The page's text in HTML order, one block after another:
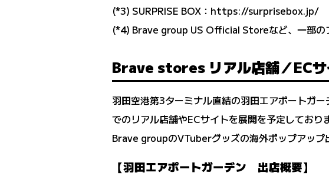
(*3) SURPRISE BOX： https://surprisebox.jp/
(*4) Brave group US Official Storeなど、一部の
Brave stores リアル店舗／ECサ
羽田空港第3ターミナル直結の羽田エアポートガ
でのリアル店舗やECサイトを展開を予定しており
Brave groupのVTuberグッズの海外ポップアップ
【羽田エアポートガーデン 出店概要】